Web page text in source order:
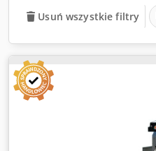
Usuń wszystkie filtry